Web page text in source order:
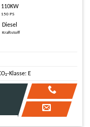
110KW
150 PS
Diesel
Kraftstoff
Klasse: E